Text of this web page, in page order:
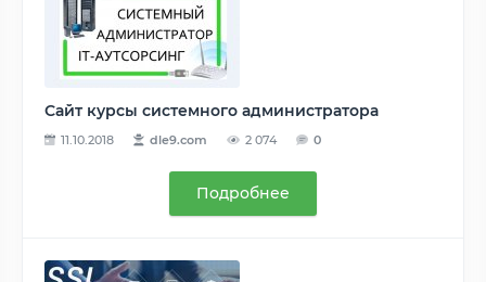
Сайт курсы системного администратора
11.10.2018 dle9.com 2 074 0
Подробнее